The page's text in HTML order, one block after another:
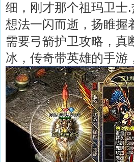
细，刚才那个祖玛卫士
想法一闪而逝，扬睢握
需要弓箭护卫攻略，真
冰，传奇带英雄的手游